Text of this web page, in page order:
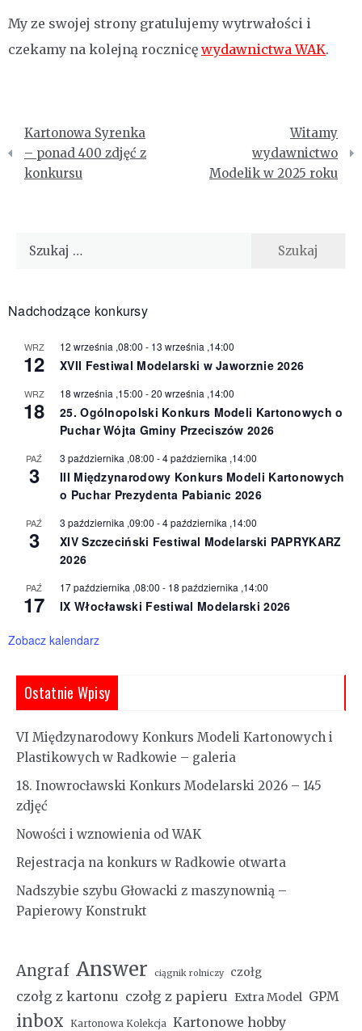
My ze swojej strony gratulujemy wytrwałości i
czekamy na kolejną rocznicę wydawnictwa WAK.
Nawigacja
wpisu
Kartonowa Syrenka
– ponad 400 zdjęć z
konkursu
Witamy
wydawnictwo
Modelik w 2025 roku
Szukaj:
Nadchodzące konkursy
WRZ
12
12 września ,08:00 - 13 września ,14:00
XVII Festiwal Modelarski w Jaworznie 2026
WRZ
18
18 września ,15:00 -20 września ,14:00
25. Ogólnopolski Konkurs Modeli Kartonowych o
Puchar Wójta Gminy Przeciszów 2026
PAŹ
3
3 października ,08:00 -4 października ,14:00
III Międzynarodowy Konkurs Modeli Kartonowych
o Puchar Prezydenta Pabianic 2026
PAŹ
3
3 października ,09:00 -4 października ,14:00
XIV Szczeciński Festiwal Modelarski PAPRYKARZ
2026
PAŹ
17
17 października ,08:00 - 18 października ,14:00
IX Włocławski Festiwal Modelarski 2026
Zobacz kalendarz
Ostatnie Wpisy
VI Międzynarodowy Konkurs Modeli Kartonowych i
Plastikowych w Radkowie – galeria
18. Inowrocławski Konkurs Modelarski 2026 – 145
zdjęć
Nowości i wznowienia od WAK
Rejestracja na konkurs w Radkowie otwarta
Nadszybie szybu Głowacki z maszynownią –
Papierowy Konstrukt
Angraf Answer ciągnik rolniczy czołg
czołg z kartonu czołg z papieru Extra Model GPM
inbox Kartonowa Kolekcja Kartonowe hobby